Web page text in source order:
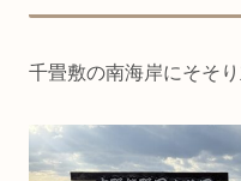
千畳敷の南海岸にそそ